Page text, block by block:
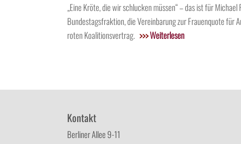
„Eine Kröte, die wir schlucken müssen“ – das ist für
Bundestagsfraktion, die Vereinbarung zur Frauenquote
roten Koalitionsvertrag. >>>Weiterlesen
Kontakt
Berliner Allee 9-11